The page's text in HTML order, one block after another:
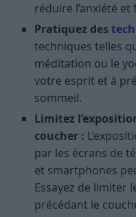
réduire l’anxiété
Pratiquez des
techniques telles
méditation ou le
votre esprit et à
sommeil.
Limitez
coucher :
par les écrans de
et smartphones
Essayez de limiter
précédant le